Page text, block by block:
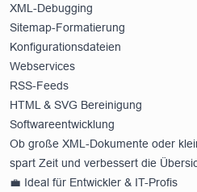
XML-Debugging
Sitemap-Formatierung
Konfigurationsdateien
Webservices
RSS-Feeds
HTML & SVG Bereinigung
Softwareentwicklung
Ob große XML-Dokumente oder
spart Zeit und verbessert die
💼 Ideal für Entwickler & IT-Profis